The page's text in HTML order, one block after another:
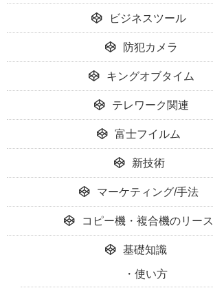
ビジネスツール
防犯カメラ
キングオブタイム
テレワーク関連
富士フイルム
新技術
マーケティング/手法
コピー機・複合機のリース
基礎知識
使い方